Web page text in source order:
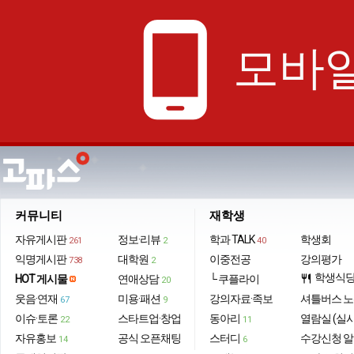
phone_android 모바
커뮤니티
자유게시판 261
익명게시판 738
HOT 게시물
웃음·연재 67
이슈·토론 22
자유홍보 14
정보·리뷰 2
대학원 2
연애상담 20
미용·패션 9
스타트업·창업
공식 오픈채팅
재학생
학과 TALK 40
이중전공
└ 쿠플라이
강의자료·족보
동아리 11
스터디 6
학생회
강의평가
restaurant 학생식
셔틀버스
열람실 (실
수강신청